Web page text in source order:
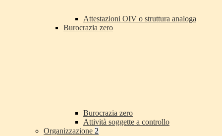
Attestazioni OIV o struttura analoga
Burocrazia zero
Burocrazia zero
Attività soggette a controllo
Organizzazione 2